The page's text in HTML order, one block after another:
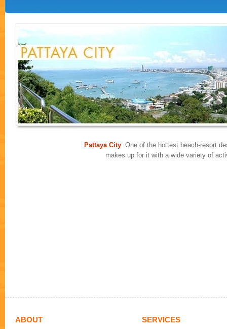
Pattaya City: One of the hottest beach-resort
makes up for it with a wide variety of
ABOUT SERVICES